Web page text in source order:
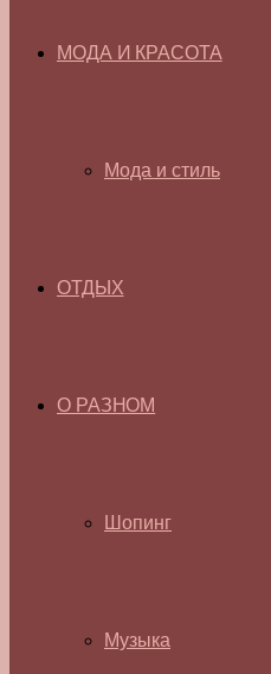
МОДА И КРАСОТА
Мода и стиль
ОТДЫХ
О РАЗНОМ
Шопинг
Музыка